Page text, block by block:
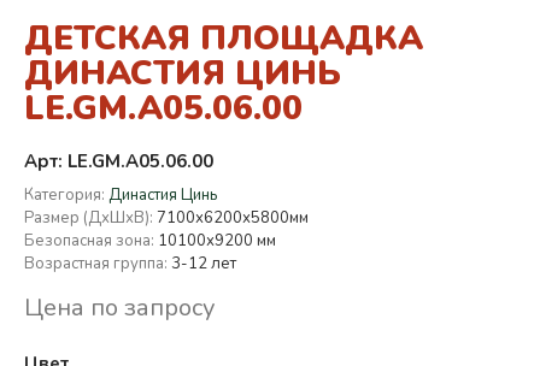
ДЕТСКАЯ ПЛОЩАДКА
ДИНАСТИЯ ЦИНЬ
LE.GM.A05.06.00
Арт: LE.GM.A05.06.00
Категория: Династия Цинь
Размер (ДхШхВ): 7100х6200х5800мм
Безопасная зона: 10100х9200 мм
Возрастная группа: 3-12 лет
Цена по запросу